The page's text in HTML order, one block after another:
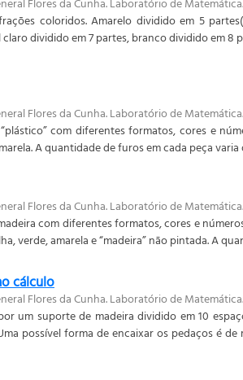
coloridos. Amarelo dividido em 5
dividido em 7 partes, branco dividido em 8
Flores da Cunha. Laboratório de Matemática.
com diferentes formatos, cores e
A quantidade de furos em cada peça varia
Flores da Cunha. Laboratório de Matemática.
com diferentes formatos, cores e
verde, amarela e “madeira” não pintada. A
cálculo
Flores da Cunha. Laboratório de Matemática.
um suporte de madeira dividido em 10
possível forma de encaixar os pedaços é